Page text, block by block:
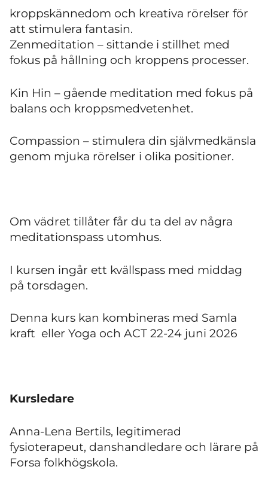
kroppskännedom och kreativa rörelser för
att stimulera fantasin.
Zenmeditation – sittande i stillhet med
fokus på hållning och kroppens processer.
Kin Hin – gående meditation med fokus på
balans och kroppsmedvetenhet.
Compassion – stimulera din självmedkänsla
genom mjuka rörelser i olika positioner.
Om vädret tillåter får du ta del av några
meditationspass utomhus.
I kursen ingår ett kvällspass med middag
på torsdagen.
Denna kurs kan kombineras med Samla
kraft eller Yoga och ACT 22-24 juni 2026
Kursledare
Anna-Lena Bertils, legitimerad
fysioterapeut, danshandledare och lärare på
Forsa folkhögskola.